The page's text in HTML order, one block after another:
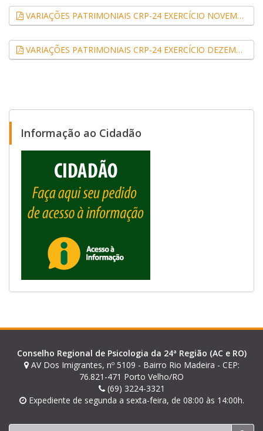
VARIAÇÕES PATRIMONIAIS CRP-24 EXERCÍCIO NOVEMBRO 2022 (.pdf, 0,09 MB)
VARIAÇÕES PATRIMONIAIS CRP-24 EXERCÍCIO DEZEMBRO 2022 (.pdf, 0,09 MB)
Informação ao Cidadão
Conselho Regional de Psicologia da 24ª Região (AC e RO)
AV Dos Imigrantes, nº 5109 - Bairro Rio Madeira - CEP:
76.821-471 Porto Velho/RO
(69) 3224-3321
Expediente de segunda a sexta-feira, de 08:00 às 14:00h.